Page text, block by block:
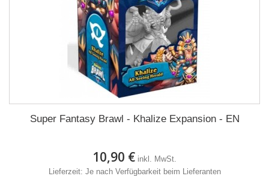
Super Fantasy Brawl - Khalize Expansion - EN
10,90 € inkl. MwSt.
Lieferzeit: Je nach Verfügbarkeit beim Lieferanten